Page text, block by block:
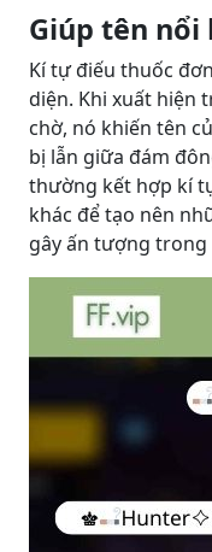
Giúp tên
Kí tự điếu thuốc
diện. Khi xuất hiện
chờ, nó khiến tên
bị lẫn giữa đám
thường kết hợp kí
khác để tạo nên
gây ấn tượng trong